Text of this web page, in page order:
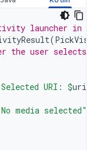
launcher in
(
the user selects
URI: $uri
media selected"